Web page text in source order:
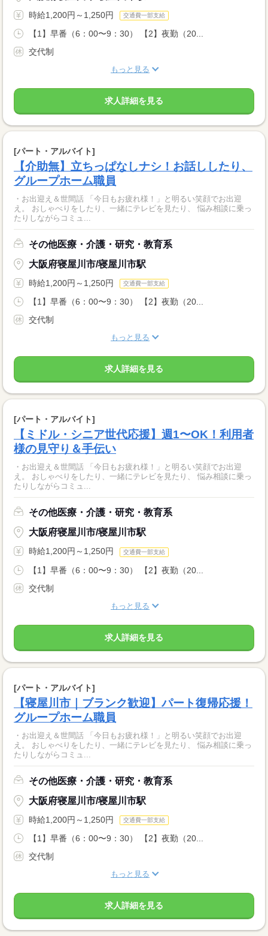
時給1,200円～1,250円 交通費一部支給
【1】早番（6：00〜9：30） 【2】夜勤（20...
交代制
もっと見る
求人詳細を見る
[パート・アルバイト]
【介助無】立ちっぱなしナシ！お話ししたり、
グループホーム職員
・お出迎え＆世間話 「今日もお疲れ様！」と明るい笑顔でお出迎
え。 おしゃべりをしたり、一緒にテレビを見たり、 悩み相談に乗っ
たりしながらコミュ...
その他医療・介護・研究・教育系
大阪府寝屋川市/寝屋川市駅
時給1,200円～1,250円 交通費一部支給
【1】早番（6：00〜9：30） 【2】夜勤（20...
交代制
もっと見る
求人詳細を見る
[パート・アルバイト]
【ミドル・シニア世代応援】週1〜OK！利用者
様の見守り＆手伝い
・お出迎え＆世間話 「今日もお疲れ様！」と明るい笑顔でお出迎
え。 おしゃべりをしたり、一緒にテレビを見たり、 悩み相談に乗っ
たりしながらコミュ...
その他医療・介護・研究・教育系
大阪府寝屋川市/寝屋川市駅
時給1,200円～1,250円 交通費一部支給
【1】早番（6：00〜9：30） 【2】夜勤（20...
交代制
もっと見る
求人詳細を見る
[パート・アルバイト]
【寝屋川市｜ブランク歓迎】パート復帰応援！
グループホーム職員
・お出迎え＆世間話 「今日もお疲れ様！」と明るい笑顔でお出迎
え。 おしゃべりをしたり、一緒にテレビを見たり、 悩み相談に乗っ
たりしながらコミュ...
その他医療・介護・研究・教育系
大阪府寝屋川市/寝屋川市駅
時給1,200円～1,250円 交通費一部支給
【1】早番（6：00〜9：30） 【2】夜勤（20...
交代制
もっと見る
求人詳細を見る